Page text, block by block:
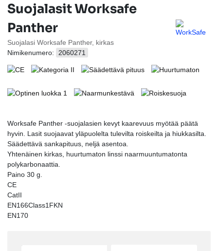
Suojalasit Worksafe
Panther
Suojalasi Worksafe Panther, kirkas
Nimikenumero:
2060271
Worksafe Panther -suojalasien kevyt kaarevuus myötää päätä
hyvin. Lasit suojaavat yläpuolelta tulevilta roiskeilta ja hiukkasilta.
Säädettävä sankapituus, neljä asentoa.
Yhtenäinen kirkas, huurtumaton linssi naarmuuntumatonta
polykarbonaattia.
Paino 30 g.
CE
CatII
EN166Class1FKN
EN170